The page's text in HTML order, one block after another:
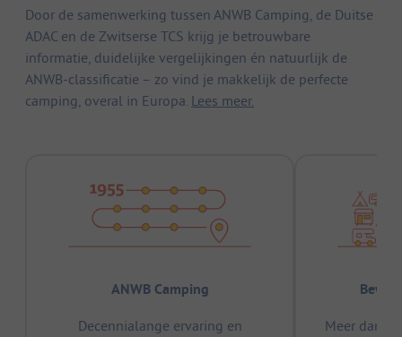
Door de samenwerking tussen ANWB Camping, de Duitse
ADAC en de Zwitserse TCS krijg je betrouwbare
informatie, duidelijke vergelijkingen én natuurlijk de
ANWB-classificatie – zo vind je makkelijk de perfecte
camping, overal in Europa. Lees meer.
ANWB Camping
Decennialange ervaring en
Meer dan